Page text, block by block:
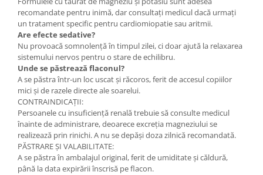
recomandate pentru inimă, dar consultați medicul dacă urmați
un tratament specific pentru cardiomiopatie sau aritmii.
Are efecte sedative?
Nu provoacă somnolență în timpul zilei, ci doar ajută la relaxarea
sistemului nervos pentru o stare de echilibru.
Unde se păstrează flaconul?
A se păstra într-un loc uscat și răcoros, ferit de accesul copiilor
mici și de razele directe ale soarelui.
CONTRAINDICAȚII:
Persoanele cu insuficiență renală trebuie să consulte medicul
înainte de administrare, deoarece excreția magneziului se
realizează prin rinichi. A nu se depăși doza zilnică recomandată.
PĂSTRARE ȘI VALABILITATE:
A se păstra în ambalajul original, ferit de umiditate și căldură,
până la data expirării înscrisă pe flacon.